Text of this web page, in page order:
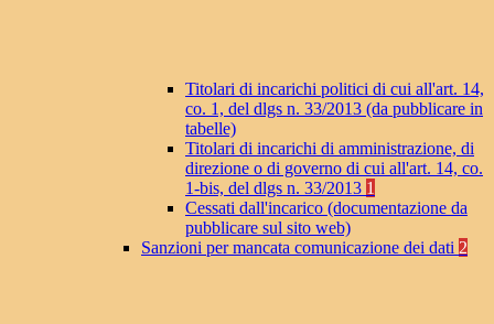
Titolari di incarichi politici di cui all'art. 14,
co. 1, del dlgs n. 33/2013 (da pubblicare in
tabelle)
Titolari di incarichi di amministrazione, di
direzione o di governo di cui all'art. 14, co.
1-bis, del dlgs n. 33/2013 1
Cessati dall'incarico (documentazione da
pubblicare sul sito web)
Sanzioni per mancata comunicazione dei dati 2